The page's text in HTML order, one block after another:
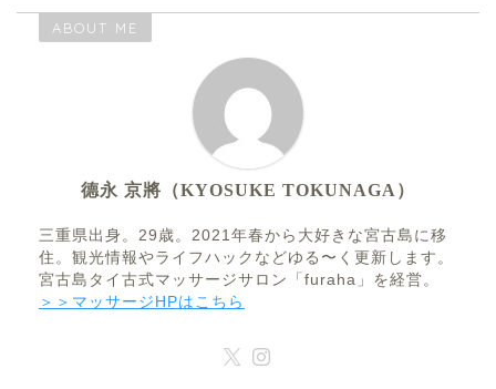
ABOUT ME
德永 京將（KYOSUKE TOKUNAGA）
三重県出身。29歳。2021年春から大好きな宮古島に移
住。観光情報やライフハックなどゆる〜く更新します。
宮古島タイ古式マッサージサロン「furaha」を経営。
＞＞マッサージHPはこちら